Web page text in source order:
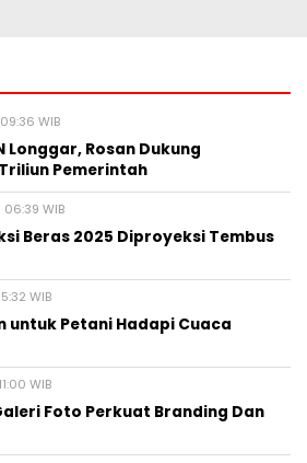
WIB
Longgar, Rosan Dukung
Pemerintah
WIB
Beras 2025 Diproyeksi Tembus
WIB
untuk Petani Hadapi Cuaca
WIB
Foto Perkuat Branding Dan